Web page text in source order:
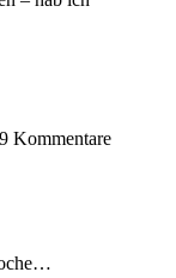
Kommentare